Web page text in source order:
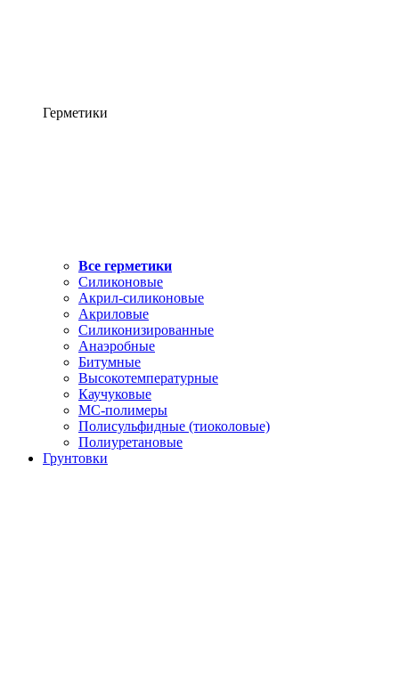
Герметики
Все герметики
Силиконовые
Акрил-силиконовые
Акриловые
Силиконизированные
Анаэробные
Битумные
Высокотемпературные
Каучуковые
МС-полимеры
Полисульфидные (тиоколовые)
Полиуретановые
Грунтовки